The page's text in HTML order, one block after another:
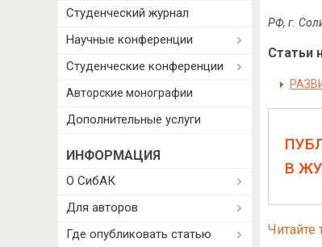
РФ, г.
Статьи
В
Читайте
Студенческий журнал
Научные конференции
Студенческие конференции
Авторские монографии
Дополнительные услуги
ИНФОРМАЦИЯ
О СибАК
Для авторов
Где опубликовать статью